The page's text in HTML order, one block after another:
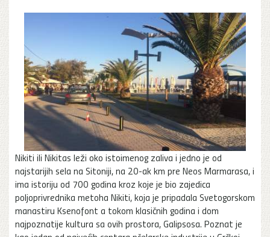
Nikiti ili Nikitas leži oko istoimenog zaliva i jedno je od
najstarijih sela na Sitoniji, na 20-ak km pre Neos Marmarasa, i
ima istoriju od 700 godina kroz koje je bio zajedica
poljoprivrednika metoha Nikiti, koja je pripadala Svetogorskom
manastiru Ksenofont a tokom klasičnih godina i dom
najpoznatije kultura sa ovih prostora, Galipsosa. Poznat je